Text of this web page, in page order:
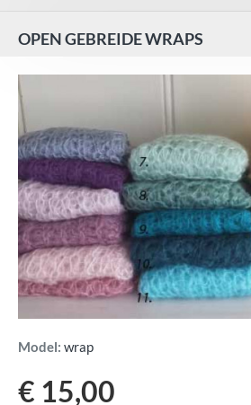
OPEN GEBREIDE WRAPS
Model: wrap
€ 15,00